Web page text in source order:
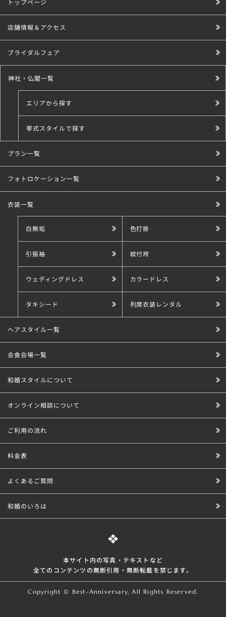
トップページ
店舗情報＆アクセス
ブライダルフェア
神社・仏閣一覧
エリアから探す
挙式スタイルで探す
こだわり条件で探す
プラン一覧
フォトロケーション一覧
衣装一覧
白無垢 色打掛
引振袖 紋付袴
ウェディングドレス カラードレス
タキシード 列席衣装レンタル
ヘアスタイル一覧
会食会場一覧
和婚スタイルについて
オンライン相談について
ご利用の流れ
料金表
よくあるご質問
和婚のいろは
本サイト内の写真・テキストなど
全てのコンテンツの無断引⽤・無断転載を禁じます。
Copyright © Best-Anniversary, All Rights Reserved.